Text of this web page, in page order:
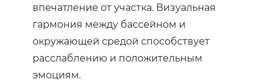
впечатление от участка. Визуальная
гармония между бассейном и
окружающей средой способствует
расслаблению и положительным
эмоциям.